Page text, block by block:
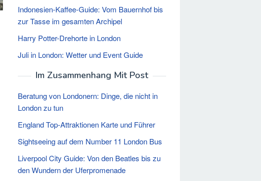
Indonesien-Kaffee-Guide: Vom Bauernhof bis
zur Tasse im gesamten Archipel
Harry Potter-Drehorte in London
Juli in London: Wetter und Event Guide
Im Zusammenhang Mit Post
Beratung von Londonern: Dinge, die nicht in
London zu tun
England Top-Attraktionen Karte und Führer
Sightseeing auf dem Number 11 London Bus
Liverpool City Guide: Von den Beatles bis zu
den Wundern der Uferpromenade